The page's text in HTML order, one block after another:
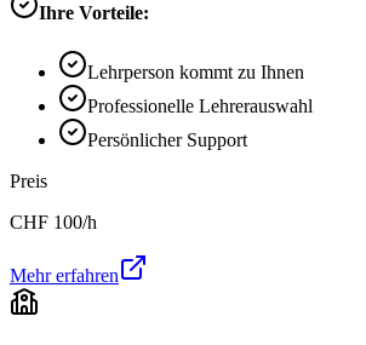
Ihre Vorteile:
Lehrperson kommt zu Ihnen
Professionelle Lehrerauswahl
Persönlicher Support
Preis
CHF 100/h
Mehr erfahren